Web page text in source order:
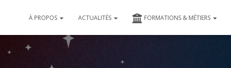
À PROPOS ACTUALITÉS FORMATIONS & MÉTIERS